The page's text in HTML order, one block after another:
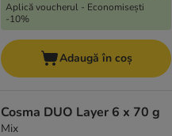
Aplică voucherul - Economisești
-10%
Adaugă în coș
Cosma DUO Layer 6 x 70 g
Mix